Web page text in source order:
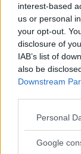
interest-based
us or personal
your opt-out.
disclosure of
IAB’s list of
also be
Downstream
Please note
not limited to
Personal
Google